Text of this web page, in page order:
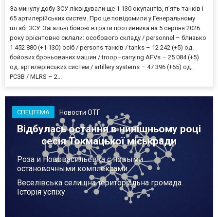
За минулу добу ЗСУ ліквідували ще 1 130 окупантів, пʼять танків і
65 артилерійських систем. Про це повідомили у Генеральному
штабі ЗСУ. Загальні бойові втрати противника на 5 серпня 2026
року орієнтовно склали: особового складу / personnel – близько
1 452 880 (+1 130) осіб / persons танків / tanks – 12 242 (+5) од.
бойових броньованих машин / troop–carrying AFVs – 25 084 (+5)
од. артилерійських систем / artillery systems – 47 396 (+65) од.
РСЗВ / MLRS – 2...
СПЕЦТЕМА Новости ОТГ
Відбулась остання в нинішньому році
сесія Токмацької міськради
Роза и Нововасильевка с новыми
остановочными комплексами
Веселівська селищна територіальна громада.
Історія успіху